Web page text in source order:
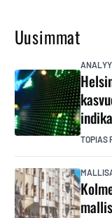
Uusimmat
TOPIAS